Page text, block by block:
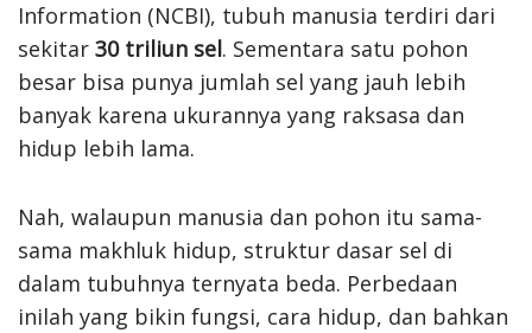
Information (NCBI), tubuh manusia terdiri dari
sekitar 30 triliun sel. Sementara satu pohon
besar bisa punya jumlah sel yang jauh lebih
banyak karena ukurannya yang raksasa dan
hidup lebih lama.
Nah, walaupun manusia dan pohon itu sama-
sama makhluk hidup, struktur dasar sel di
dalam tubuhnya ternyata beda. Perbedaan
inilah yang bikin fungsi, cara hidup, dan bahkan